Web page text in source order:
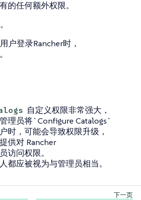
的任何额外权限。
户登录Rancher时，
自定义权限非常强大，
理员将`Configure Catalogs`
时，可能会导致权限升级，
供对 Rancher
访问权限。
都应被视为与管理员相当。